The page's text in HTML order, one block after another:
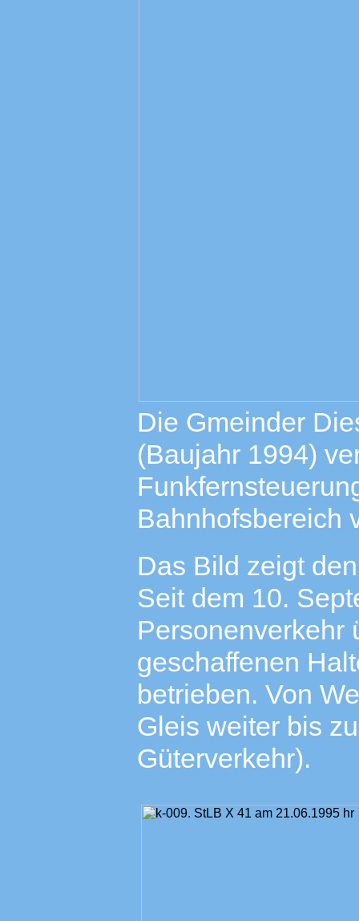
Die Gmeinder
(Baujahr 1994)
Bahnhofsbereich
Das Bild zeigt
Seit dem 10.
Personenverkehr
geschaffenen
betrieben. Von
Gleis weiter bis
Güterverkehr).